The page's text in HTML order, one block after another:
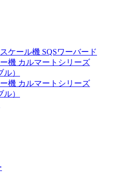
ケール機 SQSワーバード
機 カルマートシリーズ
ル）
機 カルマートシリーズ
ル）